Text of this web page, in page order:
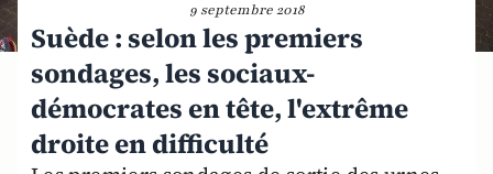
9 septembre 2018
Suède : selon les premiers
sondages, les sociaux-
démocrates en tête, l'extrême
droite en difficulté